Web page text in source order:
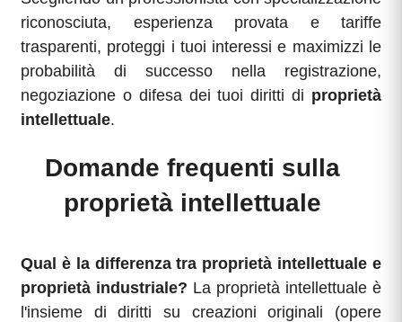
riconosciuta, esperienza provata e tariffe
trasparenti, proteggi i tuoi interessi e maximizzi le
probabilità di successo nella registrazione,
negoziazione o difesa dei tuoi diritti di proprietà
intellettuale.
Domande frequenti sulla
proprietà intellettuale
Qual è la differenza tra proprietà intellettuale e
proprietà industriale? La proprietà intellettuale è
l'insieme di diritti su creazioni originali (opere